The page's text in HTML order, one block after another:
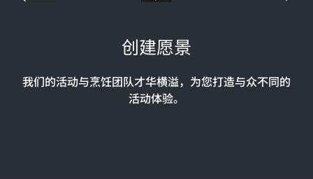
创建愿景
我们的活动与烹饪团队才华横溢，为您打造与众不同的
活动体验。